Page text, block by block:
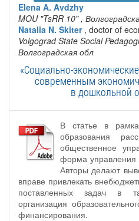
Elena A. Avdzhy
MOU "TsRR 10" ,
Natalia N. Skiter, doctor of
Volgograd State Social
Волгоградская обл
«Социально-
современным
в дошкольной
В статье в
образования
общественное
форма управления
Авторы делают
вправе привлекать
поставленных задач в
организация
финансирования.